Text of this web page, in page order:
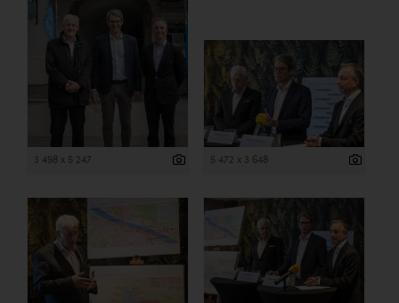
3 498 x 5 247 5 472 x 3 648